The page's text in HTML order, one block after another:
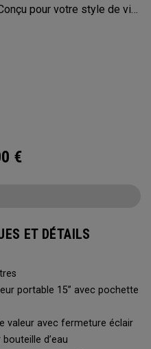
pour votre style de vie
pour accueillir vos
poche intérieure pour
vous réserve.
€
ET DÉTAILS
portable 15” avec pochette
valeur avec fermeture éclair
d’eau